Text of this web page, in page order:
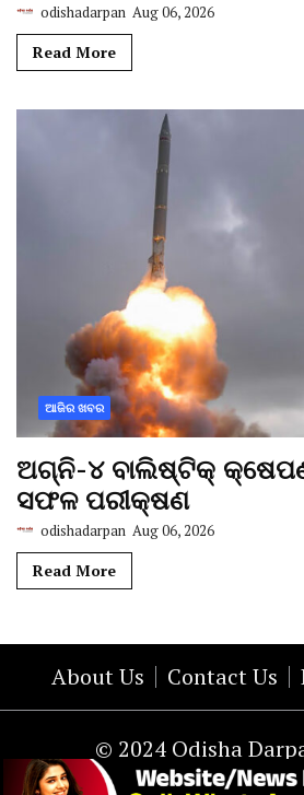
odishadarpan Aug 06, 2026
Read More
ଆଜିର ଖବର
ଅଗ୍ନି-୪ ବାଲିଷ୍ଟିକ୍
ସଫଳ ପରୀକ୍ଷଣ
odishadarpan Aug 06, 2026
Read More
About Us Contact Us
© 2024 Odisha